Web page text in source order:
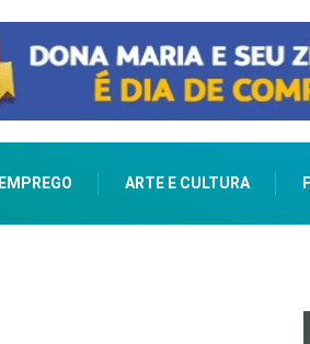
EMPREGO ARTE E CULTURA